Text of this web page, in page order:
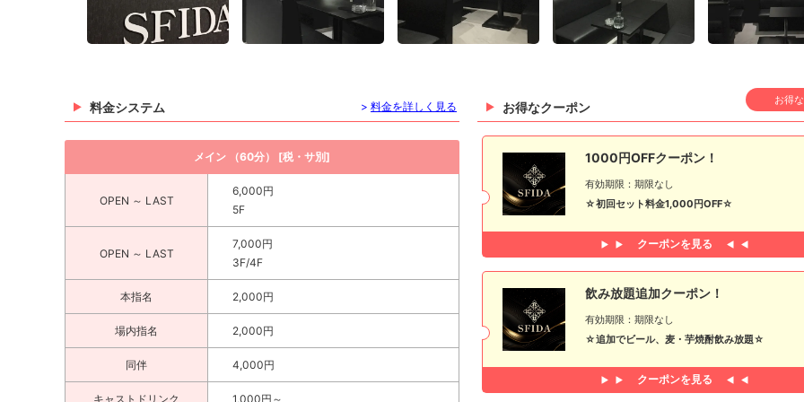
お得なクーポン お得
1000円OFFクーポン！
有効期限：期限なし
☆初回セット料金1,000円OFF☆
クーポンを見る
飲み放題追加クーポン！
有効期限：期限なし
☆追加でビール、麦・芋焼酎飲み放題☆
クーポンを見る
料金システム > 料金を詳しく見る
メイン （60分） [税・サ別]
OPEN ～ LAST
6,000円
5F
OPEN ～ LAST
7,000円
3F/4F
本指名 2,000円
場内指名 2,000円
同伴 4,000円
キャストドリンク 1,000円～